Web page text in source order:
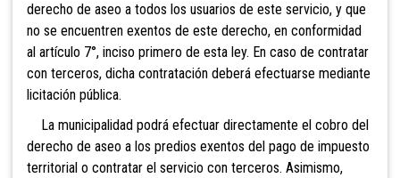
derecho de aseo a todos los usuarios de este servicio, y que
no se encuentren exentos de este derecho, en conformidad
al artículo 7°, inciso primero de esta ley. En caso de contratar
con terceros, dicha contratación deberá efectuarse mediante
licitación pública.
La municipalidad podrá efectuar directamente el cobro del
derecho de aseo a los predios exentos del pago de impuesto
territorial o contratar el servicio con terceros. Asimismo,